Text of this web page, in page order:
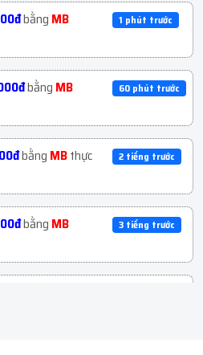
NGÂM NUÔI TRÊN
1 tiếng trước
NGÂM NUÔI TRÊN
1 tiếng trước
Bao Nhận Page ...
1 tiếng trước
Ngoại Trâu
2 tiếng trước
| Live 12h ...
2 tiếng trước
bằng MB
1 phút trước
bằng MB
60 phút trước
bằng MBthực
2 tiếng trước
bằng MB
3 tiếng trước